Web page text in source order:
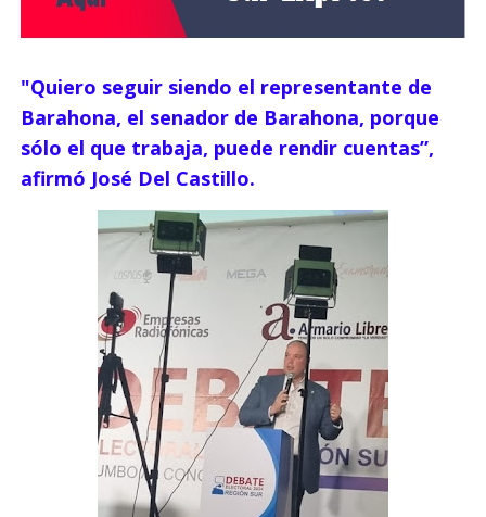
"Quiero seguir siendo el representante de
Barahona, el senador de Barahona, porque
sólo el que trabaja, puede rendir cuentas”,
afirmó José Del Castillo.